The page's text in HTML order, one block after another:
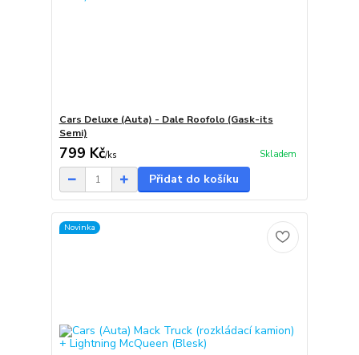
Cars Deluxe (Auta) - Dale Roofolo (Gask-its
Semi)
799 Kč/ks Skladem
Přidat do košíku
Novinka